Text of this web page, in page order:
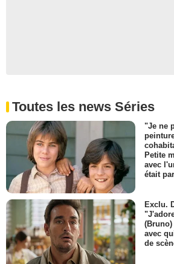
Toutes les news Séries
"Je ne
Petite
avec
était
Exclu.
avec
de